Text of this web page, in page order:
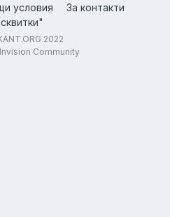
условия
За контакти
2022
Community